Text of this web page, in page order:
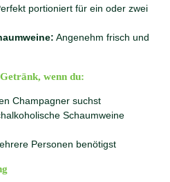
portioniert für ein oder zwei
Angenehm frisch und
wenn du:
Champagner suchst
Schaumweine
Personen benötigst